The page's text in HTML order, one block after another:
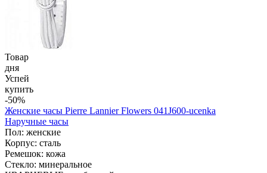
Товар
дня
Успей
купить
-50%
Женские часы Pierre Lannier Flowers 041J600-ucenka
Наручные часы
Пол: женские
Корпус: сталь
Ремешок: кожа
Стекло: минеральное